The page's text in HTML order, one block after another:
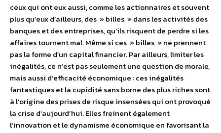
ceux qui ont eux aussi, comme les actionnaires et souvent
plus qu’eux d’ailleurs, des » billes » dans les activités des
banques et des entreprises, qu’ils risquent de perdre si les
affaires tournent mal. Même si ces » billes » ne prennent
pas la forme d’un capital financier. Par ailleurs, limiter les
inégalités, ce n’est pas seulement une question de morale,
mais aussi d’efficacité économique : ces inégalités
fantastiques et la cupidité sans borne des plus riches sont
à l’origine des prises de risque insensées qui ont provoqué
la crise d’aujourd’hui. Elles freinent également
l’innovation et le dynamisme économique en favorisant la